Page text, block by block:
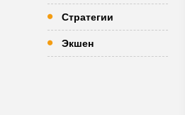
Стратегии
Экшен